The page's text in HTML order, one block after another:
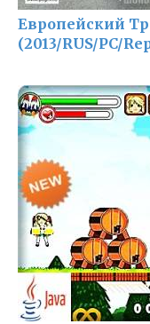
Европейский
(2013/RUS/PC/